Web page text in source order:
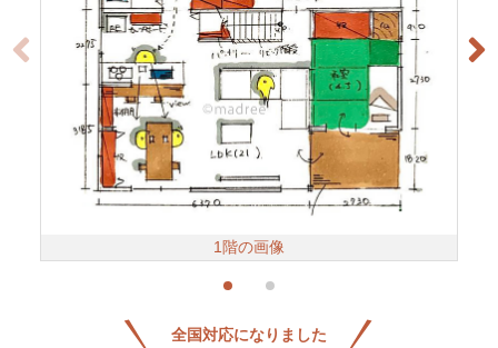
1階の画像
全国対応になりました